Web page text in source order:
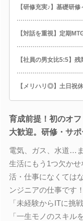
【研修充実♪】基礎研
【対話を重視】定期
【社員の男女比5:5】
【メリハリ◎】土日祝
育成前提！初のオ
大歓迎。研修・サ
電気、ガス、水道…
生活にもう1つ欠か
活・仕事になくては
ンジニアの仕事です！
「未経験からITに挑
「一生モノのスキル